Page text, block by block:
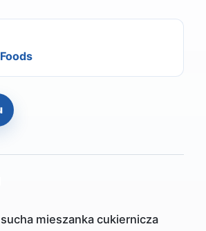
mieszanka cukiernicza